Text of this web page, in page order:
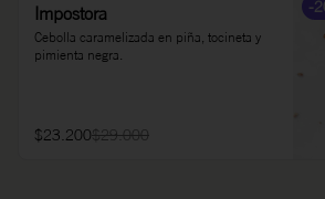
-
Impostora
Cebolla caramelizada en piña, tocineta y
pimienta negra.
$23.200$29.000